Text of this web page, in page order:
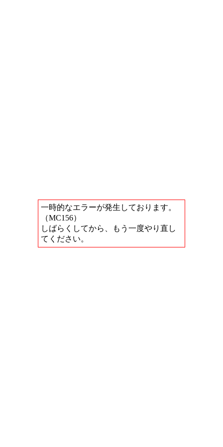
一時的なエラーが発生しております。
（MC156）
しばらくしてから、もう一度やり直し
てください。